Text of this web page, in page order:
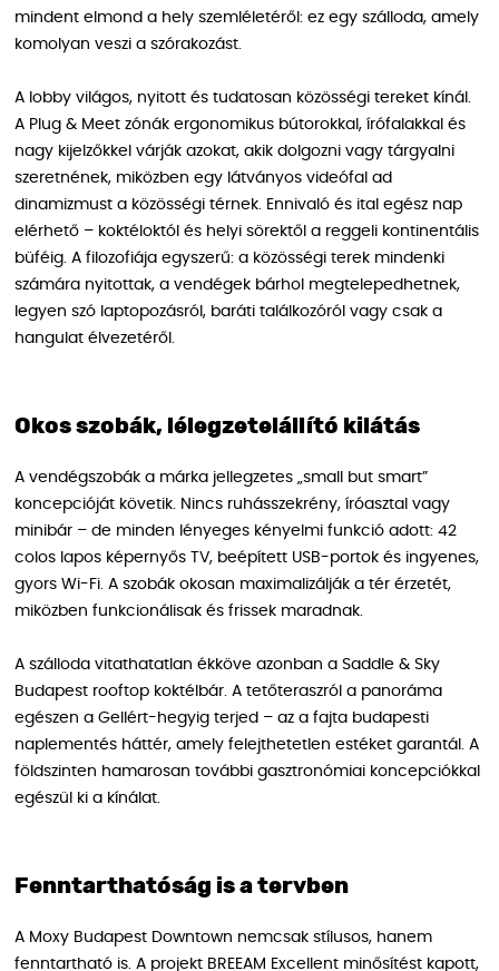
mindent elmond a hely szemléletéről: ez egy szálloda, amely
komolyan veszi a szórakozást.
A lobby világos, nyitott és tudatosan közösségi tereket kínál.
A Plug & Meet zónák ergonomikus bútorokkal, írófalakkal és
nagy kijelzőkkel várják azokat, akik dolgozni vagy tárgyalni
szeretnének, miközben egy látványos videófal ad
dinamizmust a közösségi térnek. Ennivaló és ital egész nap
elérhető – koktéloktól és helyi sörektől a reggeli kontinentális
büféig. A filozofiája egyszerű: a közösségi terek mindenki
számára nyitottak, a vendégek bárhol megtelepedhetnek,
legyen szó laptopozásról, baráti találkozóról vagy csak a
hangulat élvezetéről.
Okos szobák, lélegzetelállító kilátás
A vendégszobák a márka jellegzetes „small but smart”
koncepcióját követik. Nincs ruhásszekrény, íróasztal vagy
minibár – de minden lényeges kényelmi funkció adott: 42
colos lapos képernyős TV, beépített USB-portok és ingyenes,
gyors Wi-Fi. A szobák okosan maximalizálják a tér érzetét,
miközben funkcionálisak és frissek maradnak.
A szálloda vitathatatlan ékköve azonban a Saddle & Sky
Budapest rooftop koktélbár. A tetőteraszról a panoráma
egészen a Gellért-hegyig terjed – az a fajta budapesti
naplementés háttér, amely felejthetetlen estéket garantál. A
földszinten hamarosan további gasztronómiai koncepciókkal
egészül ki a kínálat.
Fenntarthatóság is a tervben
A Moxy Budapest Downtown nemcsak stílusos, hanem
fenntartható is. A projekt BREEAM Excellent minősítést kapott,